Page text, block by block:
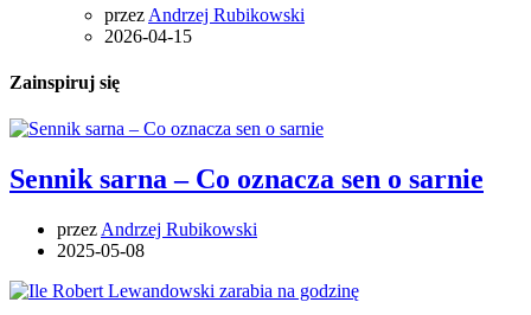
przez Andrzej Rubikowski
2026-04-15
Zainspiruj się
Sennik sarna – Co oznacza sen o sarnie
przez Andrzej Rubikowski
2025-05-08